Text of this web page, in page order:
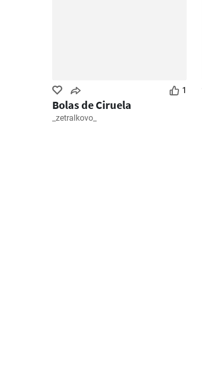
1
Bolas de Ciruela
_zetralkovo_